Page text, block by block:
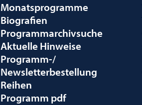
Monatsprogramme
Biografien
Programmarchivsuche
Aktuelle Hinweise
Programm-/
Newsletterbestellung
Reihen
Programm pdf